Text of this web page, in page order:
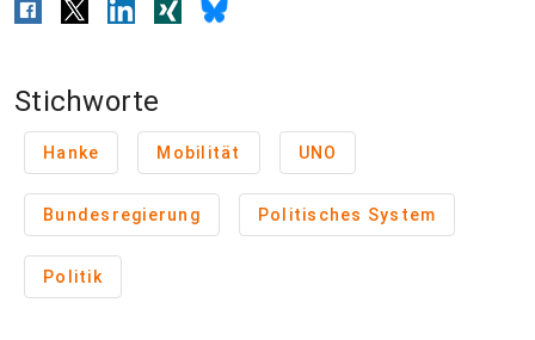
Stichworte
Hanke Mobilität UNO
Bundesregierung Politisches System
Politik